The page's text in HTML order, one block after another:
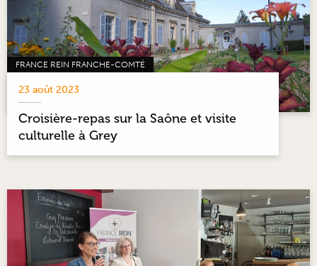
FRANCE REIN FRANCHE-COMTÉ
23 août 2023
Croisière-repas sur la Saône et visite
culturelle à Grey